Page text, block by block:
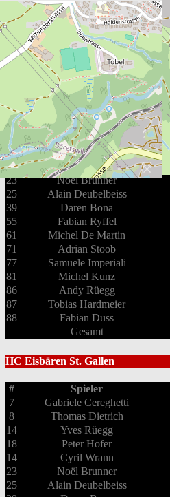
Box Score
EHC Dürnten Vikings
Spieler
Yves Rüegg
59
Mischa Rüegg
7
Gabriele Cereghetti
8
Thomas Dietrich
18
Peter Hofer
21
Cyril Wrann
23
Noël Brunner
25
Alain Deubelbeiss
39
Daren Bona
55
Fabian Ryffel
61
Michel De Martin
71
Adrian Stoob
77
Samuele Imperiali
81
Michel Kunz
86
Andy Rüegg
87
Tobias Hardmeier
88
Fabian Duss
Gesamt
HC Eisbären St. Gallen
# Spieler
7
Gabriele Cereghetti
8
Thomas Dietrich
14
Yves Rüegg
18
Peter Hofer
14
Cyril Wrann
23
Noël Brunner
25
Alain Deubelbeiss